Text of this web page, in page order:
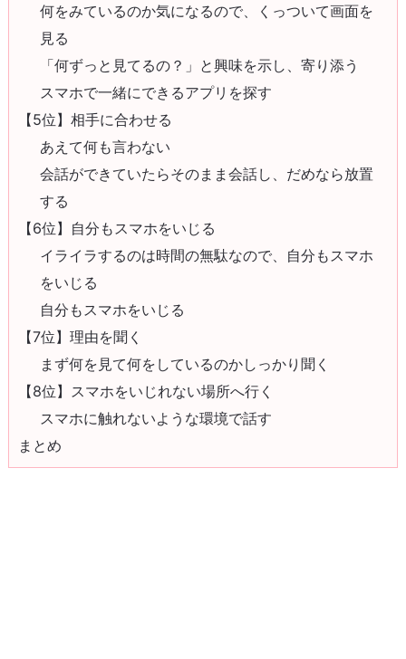
何をみているのか気になるので、くっついて画面を
見る
「何ずっと見てるの？」と興味を示し、寄り添う
スマホで一緒にできるアプリを探す
【5位】相手に合わせる
あえて何も言わない
会話ができていたらそのまま会話し、だめなら放置
する
【6位】自分もスマホをいじる
イライラするのは時間の無駄なので、自分もスマホ
をいじる
自分もスマホをいじる
【7位】理由を聞く
まず何を見て何をしているのかしっかり聞く
【8位】スマホをいじれない場所へ行く
スマホに触れないような環境で話す
まとめ